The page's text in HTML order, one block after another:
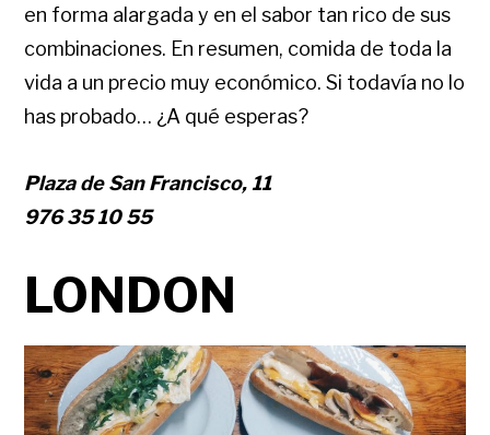
en forma alargada y en el sabor tan rico de sus
combinaciones. En resumen, comida de toda la
vida a un precio muy económico. Si todavía no lo
has probado… ¿A qué esperas?
Plaza de San Francisco, 11
976 35 10 55
LONDON